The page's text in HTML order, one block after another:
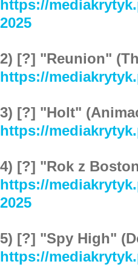
https://
2025
2) [?] "Reunion"
https://
3) [?] "Holt"
https://
4) [?] "Rok z
https://
2025
5) [?] "Spy High"
https://